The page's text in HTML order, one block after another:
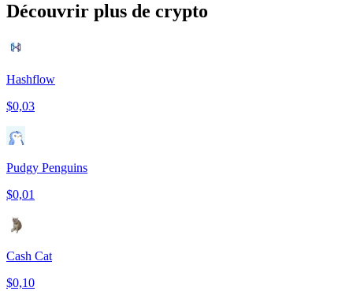
Découvrir plus de crypto
Hashflow
$0,03
Pudgy Penguins
$0,01
Cash Cat
$0,10